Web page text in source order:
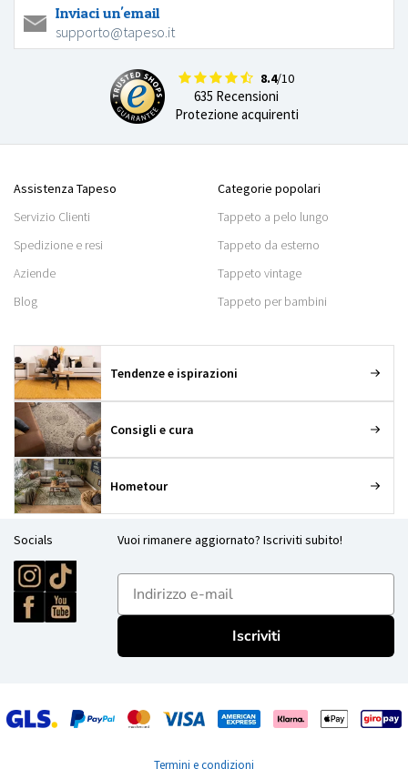
Inviaci un'email
supporto@tapeso.it
8.4/10
635 Recensioni
Protezione acquirenti
Assistenza Tapeso
Servizio Clienti
Spedizione e resi
Aziende
Blog
Categorie popolari
Tappeto a pelo lungo
Tappeto da esterno
Tappeto vintage
Tappeto per bambini
Tendenze e ispirazioni
Consigli e cura
Hometour
Socials Vuoi rimanere aggiornato? Iscriviti subito!
E-mailadres
Iscriviti
Termini e condizioni